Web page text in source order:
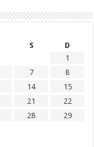
S
D
1
7
8
14
15
21
22
28
29